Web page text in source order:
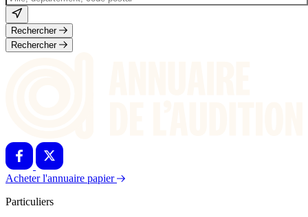
Rechercher
Rechercher
Acheter l'annuaire papier
Particuliers